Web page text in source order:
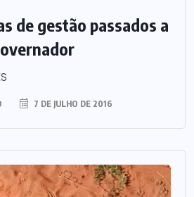
de gestão passados a
7 DE JULHO DE 2016